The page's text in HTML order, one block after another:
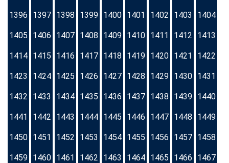
1396 1397 1398 1399 1400 1401 1402 1403 1404
1405 1406 1407 1408 1409 1410 1411 1412 1413
1414 1415 1416 1417 1418 1419 1420 1421 1422
1423 1424 1425 1426 1427 1428 1429 1430 1431
1432 1433 1434 1435 1436 1437 1438 1439 1440
1441 1442 1443 1444 1445 1446 1447 1448 1449
1450 1451 1452 1453 1454 1455 1456 1457 1458
1459 1460 1461 1462 1463 1464 1465 1466 1467